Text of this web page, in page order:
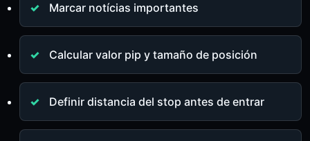
Marcar notícias importantes
Calcular valor pip y tamaño de posición
Definir distancia del stop antes de entrar